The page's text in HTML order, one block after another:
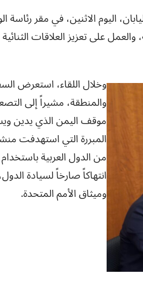
اليوم الاثنين، في مقر رئاسة
على تعزيز العلاقات
وخلال اللقاء، استعرض
والمنطقة، مشيراً إلى
موقف اليمن الذي يدين
المبررة التي استهدفت
من الدول العربية
انتهاكاً صارخاً لسيادة
وميثاق الأمم المتحدة.